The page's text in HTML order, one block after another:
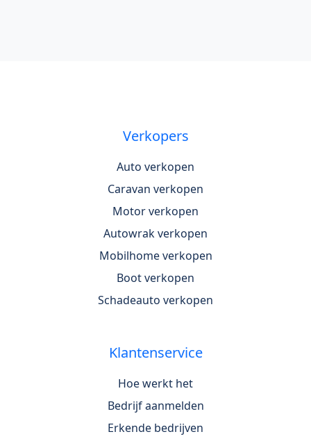
Verkopers
Auto verkopen
Caravan verkopen
Motor verkopen
Autowrak verkopen
Mobilhome verkopen
Boot verkopen
Schadeauto verkopen
Klantenservice
Hoe werkt het
Bedrijf aanmelden
Erkende bedrijven